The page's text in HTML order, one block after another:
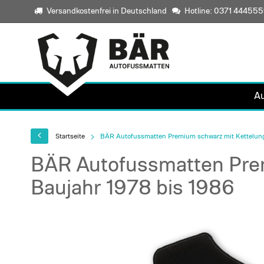
Versandkostenfrei in Deutschland Hotline: 0371
Startseite BÄR Autofussmatten Premium schwarz mit
BÄR Autofussmatten
Baujahr 1978 bis 1986